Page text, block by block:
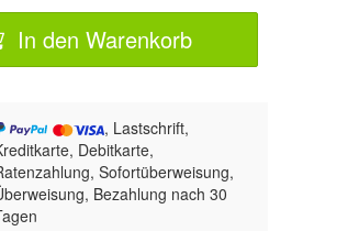
In den Warenkorb
, Lastschrift,
Debitkarte,
Sofortüberweisung,
Bezahlung nach 30